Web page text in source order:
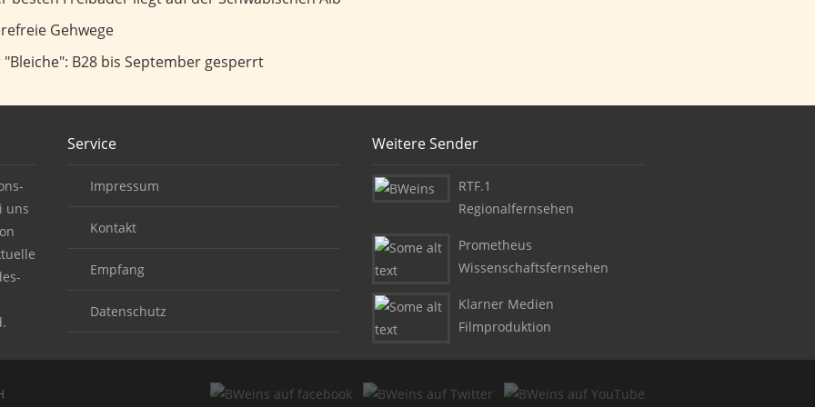
Gehwege
gesperrt
B28 bis September gesperrt
uns
Service
Impressum
Kontakt
Empfang
Datenschutz
Weitere Sender
RTF.1
Regionalfernsehen
Prometheus
Wissenschaftsfernsehen
Klarner Medien
Filmproduktion